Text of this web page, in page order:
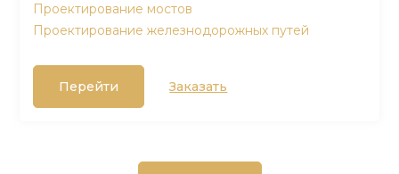
Проектирование мостов
Проектирование железнодорожных путей
Перейти Заказать